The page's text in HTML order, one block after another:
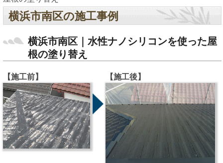
横浜市南区の施工事例
横浜市南区｜水性ナノシリコンを使った屋
根の塗り替え
【施工前】 【施工後】